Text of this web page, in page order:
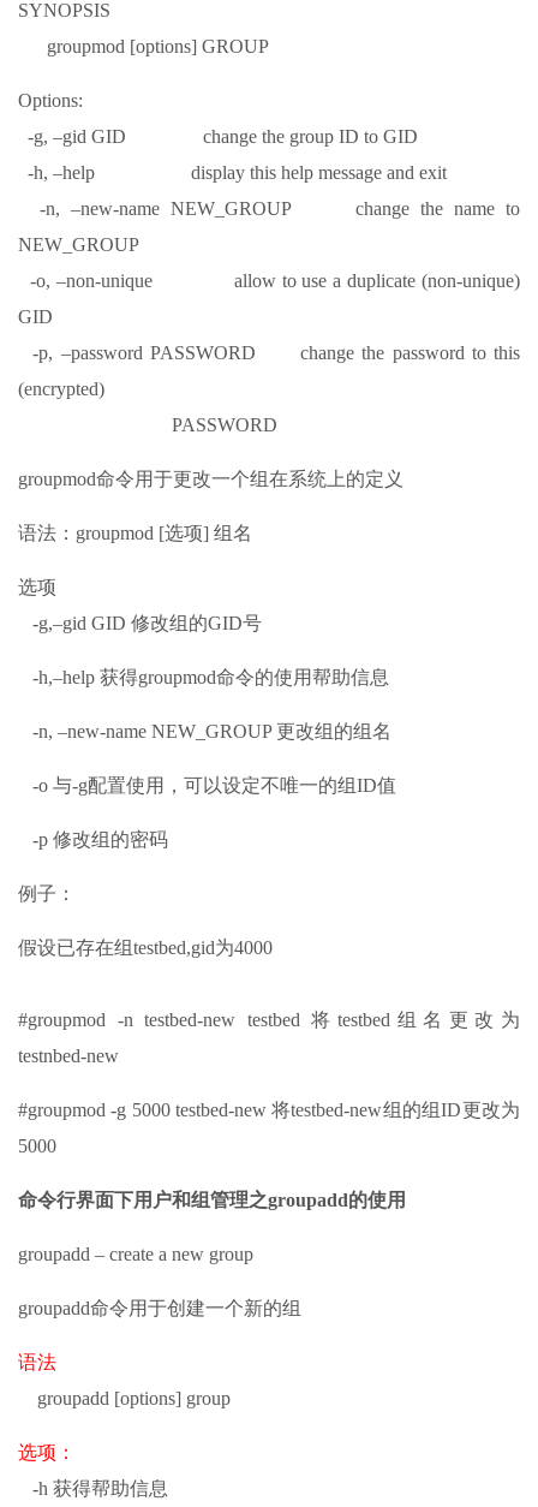
SYNOPSIS
groupmod [options] GROUP
Options:
-g, –gid GID change the group ID to GID
-h, –help display this help message and exit
-n, –new-name NEW_GROUP change the name to
NEW_GROUP
-o, –non-unique allow to use a duplicate (non-unique)
GID
-p, –password PASSWORD change the password to this
(encrypted)
PASSWORD
groupmod命令用于更改一个组在系统上的定义
语法：groupmod [选项] 组名
选项
-g,–gid GID 修改组的GID号
-h,–help 获得groupmod命令的使用帮助信息
-n, –new-name NEW_GROUP 更改组的组名
-o 与-g配置使用，可以设定不唯一的组ID值
-p 修改组的密码
例子：
假设已存在组testbed,gid为4000
#groupmod -n testbed-new testbed 将testbed组名更改为
testnbed-new
#groupmod -g 5000 testbed-new 将testbed-new组的组ID更改为
5000
命令行界面下用户和组管理之groupadd的使用
groupadd – create a new group
groupadd命令用于创建一个新的组
语法
groupadd [options] group
选项：
-h 获得帮助信息